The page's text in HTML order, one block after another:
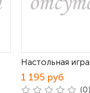
Настольная
1 195 руб